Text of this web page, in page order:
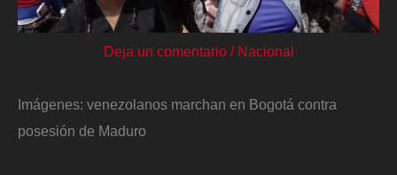
Deja un comentario / Nacional
Imágenes: venezolanos marchan en Bogotá contra
posesión de Maduro